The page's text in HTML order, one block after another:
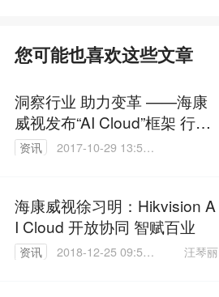
您可能也喜欢这些文章
洞察行业 助力变革 ——海康
威视发布“AI Cloud”框架 行业
应用全面开启
资讯
2017-10-29 13:53:
海康威视徐习明：Hikvision A
I Cloud 开放协同 智赋百业
资讯
2018-12-25 09:59:
汪琴丽